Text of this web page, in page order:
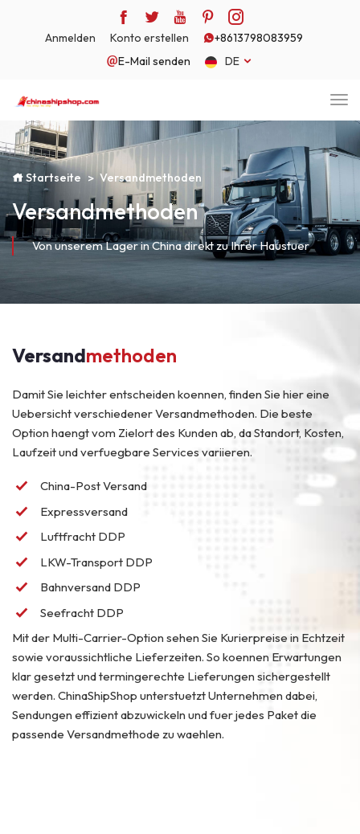
Anmelden Konto erstellen
+8613798083959
E-Mail senden
DE
Startseite Versandmethoden
Versandmethoden
Von unserem Lager in China direkt zu Ihrer Haustuer
Versandmethoden
Damit Sie leichter entscheiden koennen, finden Sie hier eine
Uebersicht verschiedener Versandmethoden. Die beste
Option haengt vom Zielort des Kunden ab, da Standort, Kosten,
Laufzeit und verfuegbare Services variieren.
China-Post Versand
Expressversand
Luftfracht DDP
LKW-Transport DDP
Bahnversand DDP
Seefracht DDP
Mit der Multi-Carrier-Option sehen Sie Kurierpreise in Echtzeit
sowie voraussichtliche Lieferzeiten. So koennen Erwartungen
klar gesetzt und termingerechte Lieferungen sichergestellt
werden. ChinaShipShop unterstuetzt Unternehmen dabei,
Sendungen effizient abzuwickeln und fuer jedes Paket die
passende Versandmethode zu waehlen.